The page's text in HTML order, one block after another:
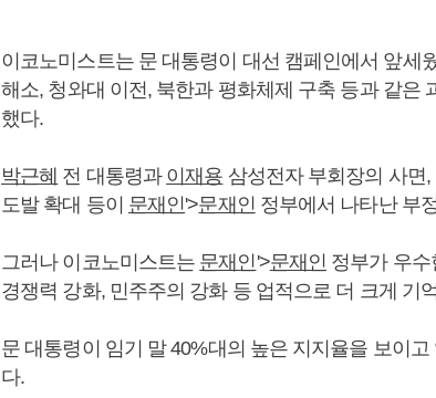
이코노미스트는 문 대통령이 대선 캠페인에서 앞세
해소, 청와대 이전, 북한과 평화체제 구축 등과 같은
했다.
박근혜 전 대통령과 이재용 삼성전자 부회장의 사면
도발 확대 등이 문재인'>문재인 정부에서 나타난 부
그러나 이코노미스트는 문재인 '>문재인 정부가 우수
경쟁력 강화, 민주주의 강화 등 업적으로 더 크게 기
문 대통령이 임기 말 40%대의 높은 지지율을 보이
다.